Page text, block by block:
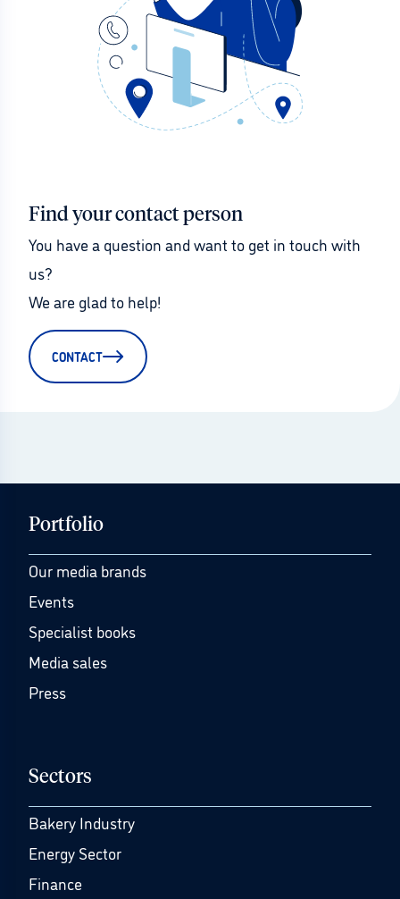
Find your contact person
You have a question and want to get in touch with
us?
We are glad to help!
CONTACT
Portfolio
Our media brands
Events
Specialist books
Media sales
Press
Sectors
Bakery Industry
Energy Sector
Finance